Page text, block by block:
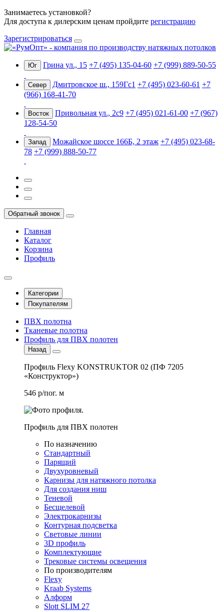
Занимаетесь установкой?
Для доступа к дилерским ценам пройдите регистрацию
Зарегистрироваться
Юг Грина ул., 15 +7 (495) 135-04-60 +7 (999) 889-50-55
Север Дмитровское ш., 159Гс1 +7 (495) 023-60-61 +7
(966) 168-41-70
Восток Привольная ул., 2с9 +7 (495) 021-61-00 +7 (967)
128-54-50
Запад Можайское шоссе 166Б, 2 этаж +7 (495) 023-68-
78 +7 (999) 888-50-77
Обратный звонок
Главная
Каталог
Корзина
Профиль
Категории
Покупателям
ПВХ полотна
Тканевые полотна
Профиль для ПВХ полотен
Назад
Профиль Flexy KONSTRUKTOR 02 (ПФ 7205
«Конструктор»)
546 р/пог. м
Профиль для ПВХ полотен
По назначению
Стандартный
Парящий
Двухуровневый
Карнизы для натяжного потолка
Для создания ниш
Теневой
Бесщелевой
Электрокарнизы
Контурная подсветка
Световые линии
3D профиль
Комплектующие
Трековые системы освещения
По производителям
Flexy
Kraab Systems
Алформ
Slott SLIM 27